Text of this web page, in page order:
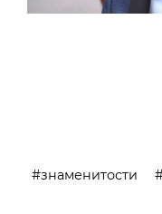
знаменитости